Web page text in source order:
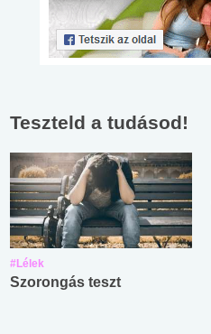
Teszteld a tudásod!
#Lélek
Szorongás teszt